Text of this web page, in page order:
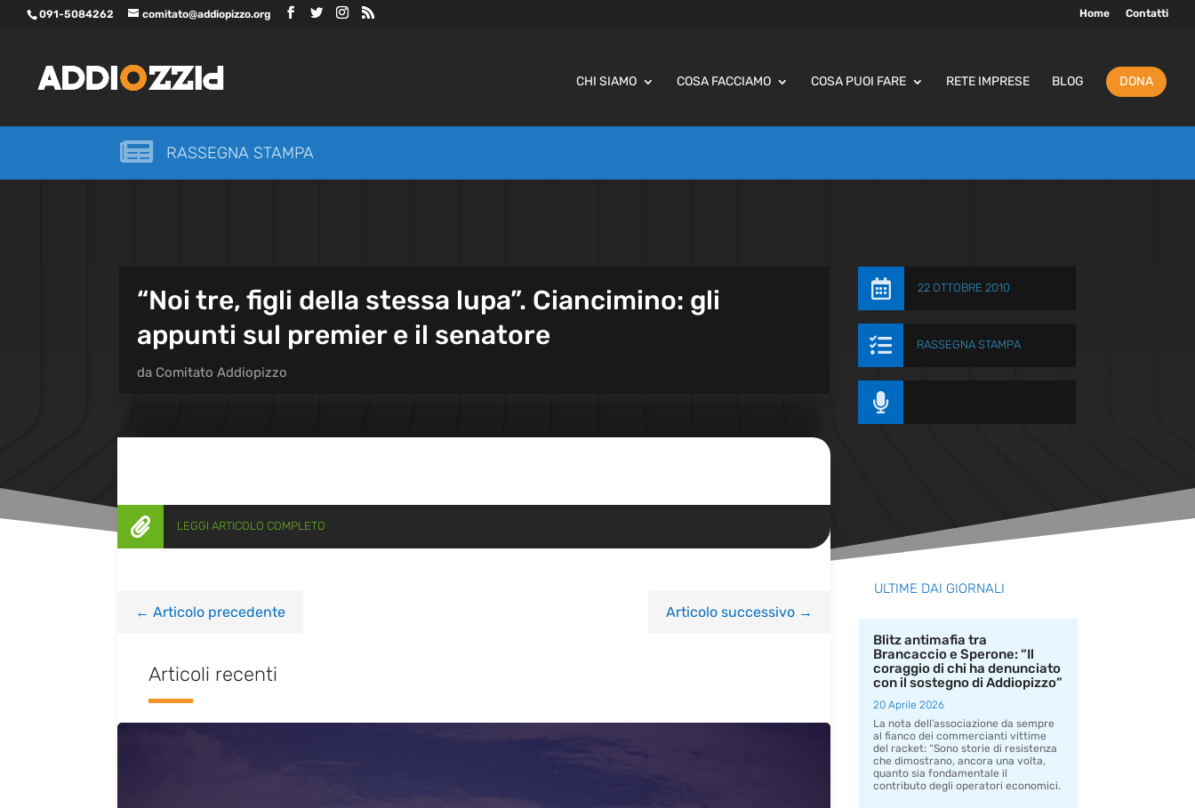
091-5084262 comitato@addiopizzo.org Home Contatti
CHI SIAMO COSA FACCIAMO COSA PUOI FARE RETE IMPRESE BLOG DONA
 RASSEGNA STAMPA
“Noi tre, figli della stessa lupa”. Ciancimino: gli
appunti sul premier e il senatore
da Comitato Addiopizzo
 22 OTTOBRE 2010
 RASSEGNA STAMPA

 LEGGI ARTICOLO COMPLETO
← Articolo precedente Articolo successivo→
Articoli recenti
ULTIME DAI GIORNALI
Blitz antimafia tra
Brancaccio e Sperone: “Il
coraggio di chi ha denunciato
con il sostegno di Addiopizzo”
20 Aprile 2026
La nota dell’associazione da sempre
al fianco dei commercianti vittime
del racket: “Sono storie di resistenza
che dimostrano, ancora una volta,
quanto sia fondamentale il
contributo degli operatori economici.